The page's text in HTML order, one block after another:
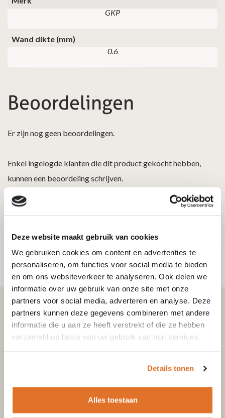
Deze website maakt gebruik van cookies
We gebruiken cookies om content en advertenties te
personaliseren, om functies voor social media te bieden
en om ons websiteverkeer te analyseren. Ook delen we
informatie over uw gebruik van onze site met onze
partners voor social media, adverteren en analyse. Deze
partners kunnen deze gegevens combineren met andere
informatie die u aan ze heeft verstrekt of die ze hebben
verzameld op basis van uw gebruik van hun services.
Details tonen
Alles toestaan
GKP
Wand dikte (mm)
0.6
Beoordelingen
Er zijn nog geen beoordelingen.
Enkel ingelogde klanten die dit product gekocht hebben,
kunnen een beoordeling schrijven.
Bekijk ook
Enkelwandige kachelpijp RVS